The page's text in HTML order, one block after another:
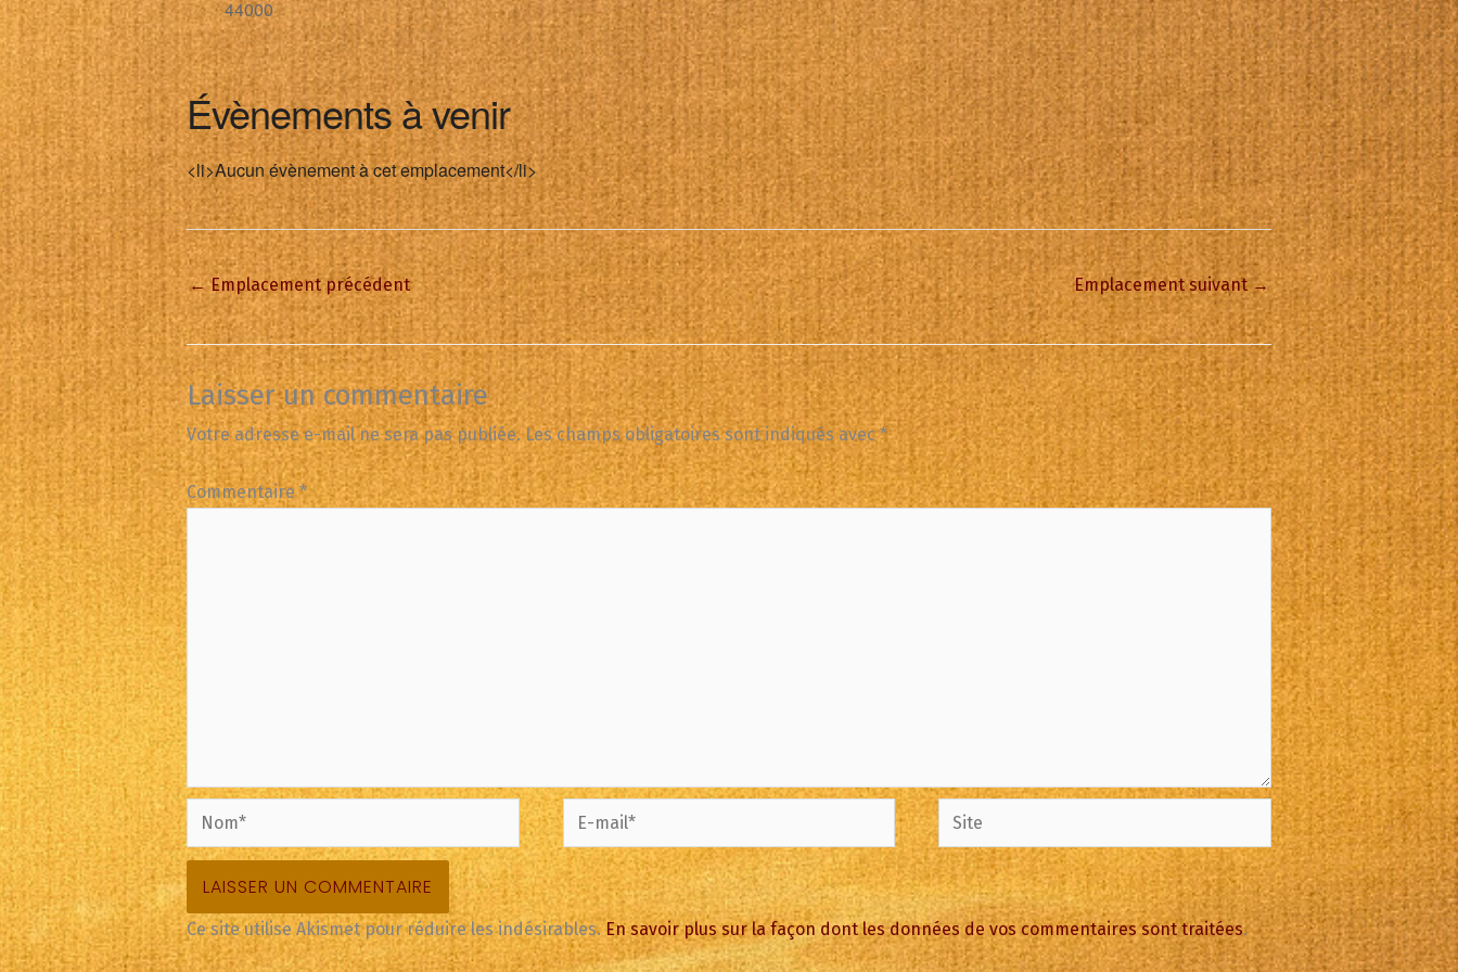
44000
Évènements à venir
<li>Aucun évènement à cet emplacement</li>
←Emplacement précédent Emplacement suivant→
Laisser un commentaire
Votre adresse e-mail ne sera pas publiée. Les champs obligatoires sont indiqués avec*
Commentaire*
Nom*
E-
mail*
Site
Ce site utilise Akismet pour réduire les indésirables.En savoir plus sur la façon dont les données de vos commentaires sont traitées.